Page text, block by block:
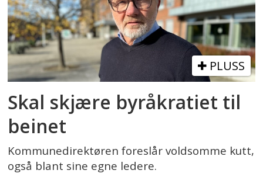
PLUSS
Skal skjære byråkratiet til
beinet
Kommunedirektøren foreslår voldsomme kutt,
også blant sine egne ledere.